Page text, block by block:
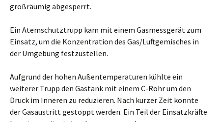
großräumig abgesperrt.
Ein Atemschutztrupp kam mit einem Gasmessgerät zum
Einsatz, um die Konzentration des Gas/Luftgemisches in
der Umgebung festzustellen.
Aufgrund der hohen Außentemperaturen kühlte ein
weiterer Trupp den Gastank mit einem C-Rohr um den
Druck im Inneren zu reduzieren. Nach kurzer Zeit konnte
der Gasaustritt gestoppt werden. Ein Teil der Einsatzkräfte